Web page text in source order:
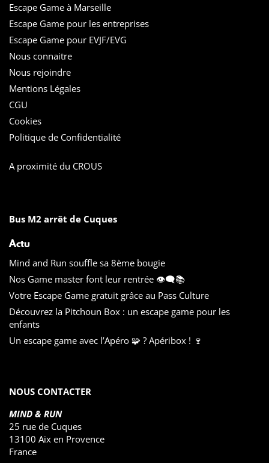
Escape Game à Marseille
Escape Game pour les entreprises
Escape Game pour EVJF/EVG
Nous connaitre
Nous rejoindre
Mentions Légales
CGU
Cookies
Politique de Confidentialité
A proximité du CROUS
Bus M2 arrêt de Cuques
Actu
Mind and Run souffle sa 8ème bougie
Nos Game master font leur rentrée 👁️‍🗨️📚
Votre Escape Game gratuit grâce au Pass Culture
Découvrez la Pitchoun Box : un escape game pour les
enfants
Un escape game avec l’Apéro 🧩 ? Apéribox ! 🍷
NOUS CONTACTER
MIND & RUN
25 rue de Cuques
13100 Aix en Provence
France